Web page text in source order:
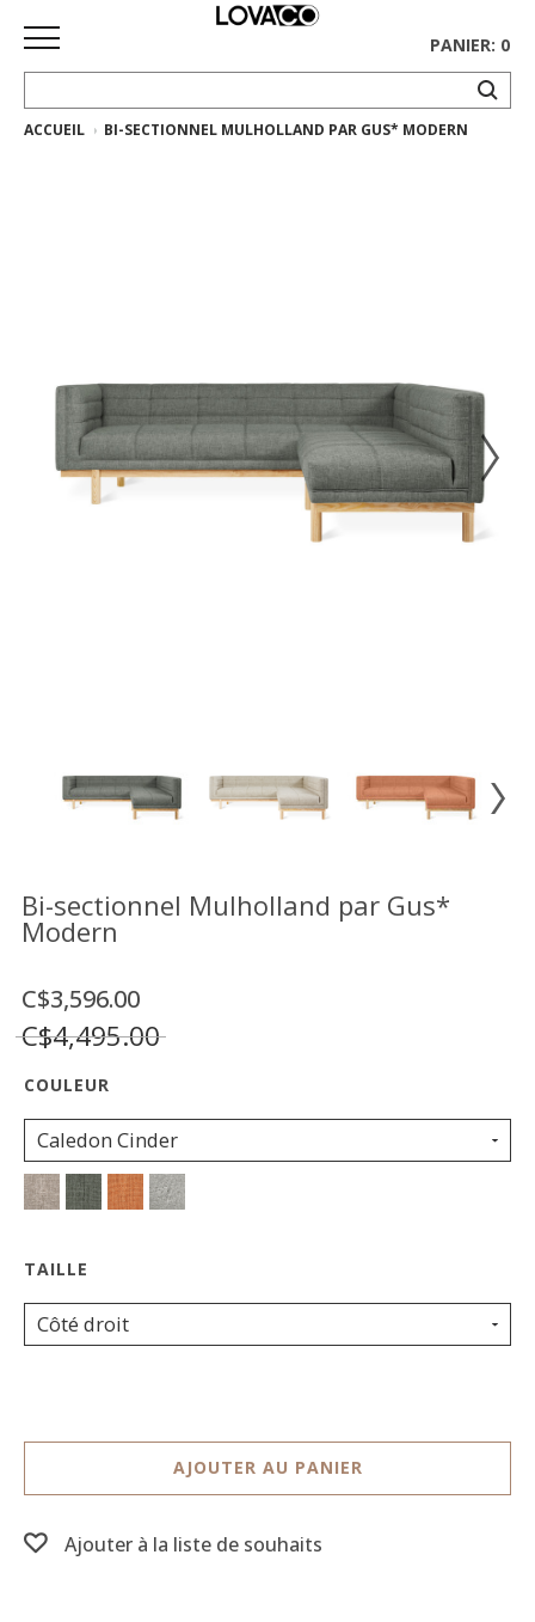
ACCUEIL
Collection
Gus*
Tapis
LISTE
PANIER: 0
ACCUEIL BI-SECTIONNEL MULHOLLAND PAR GUS* MODERN
Bi-sectionnel Mulholland par Gus*
Modern
C$3,596.00
C$4,495.00
Caledon Cinder
Côté droit
AJOUTER AU PANIER
Ajouter à la liste de souhaits